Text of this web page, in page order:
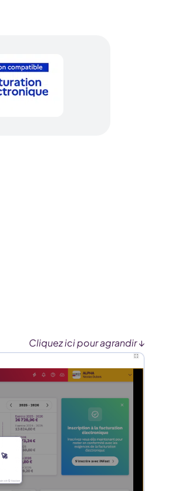
Cliquez ici pour agrandir↓